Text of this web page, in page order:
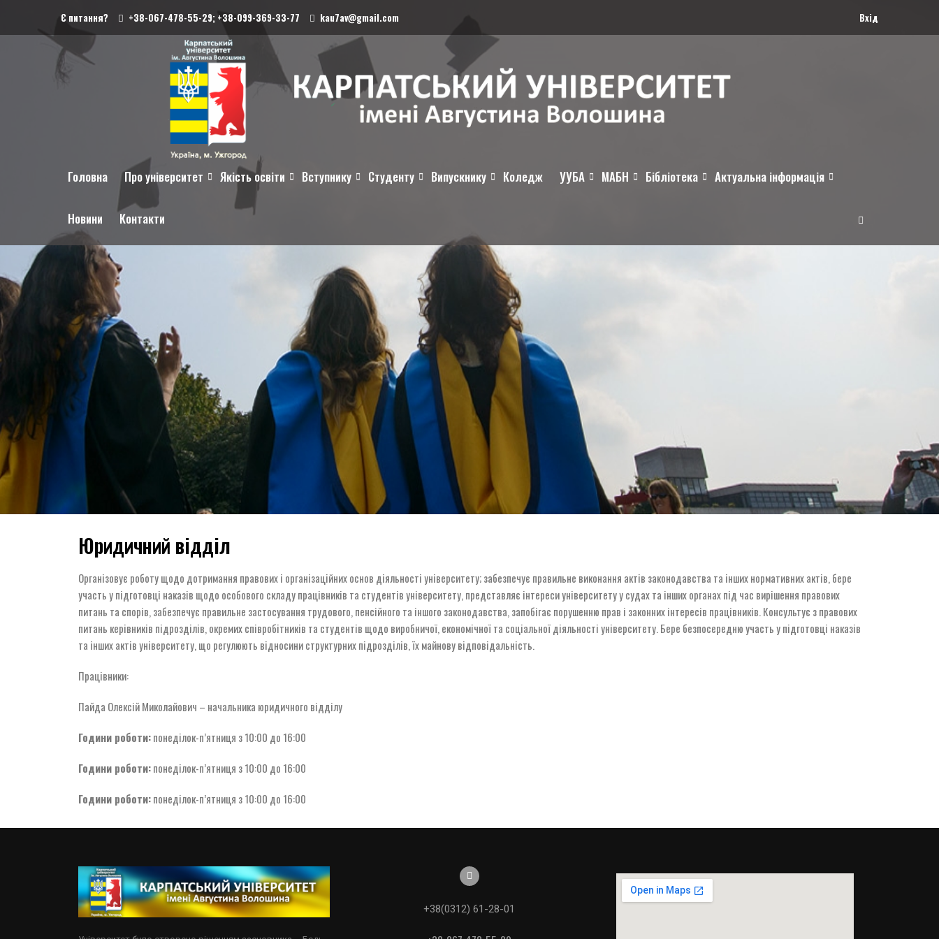
Є питання? +38-067-478-55-29; +38-099-369-33-77 kau7av@gmail.com Вхід
Головна Про університет Якість освіти Вступнику Студенту Випускнику Коледж УУБА МАБН Бібліотека Актуальна інформація
Новини Контакти
Юридичний відділ
Організовує роботу щодо дотримання правових і організаційних основ діяльності університету; забезпечує правильне виконання актів законодавства та інших нормативних актів, бере
участь у підготовці наказів щодо особового складу працівників та студентів університету, представляє інтереси університету у судах та інших органах під час вирішення правових
питань та спорів, забезпечує правильне застосування трудового, пенсійного та іншого законодавства, запобігає порушенню прав і законних інтересів працівників. Консультує з правових
питань керівників підрозділів, окремих співробітників та студентів щодо виробничої, економічної та соціальної діяльності університету. Бере безпосередню участь у підготовці наказів
та інших актів університету, що регулюють відносини структурних підрозділів, їх майнову відповідальність.
Працівники:
Пайда Олексій Миколайович – начальника юридичного відділу
Години роботи:понеділок-п’ятниця з 10:00 до 16:00
Години роботи:понеділок-п’ятниця з 10:00 до 16:00
Години роботи:понеділок-п’ятниця з 10:00 до 16:00
+38(0312) 61-28-01